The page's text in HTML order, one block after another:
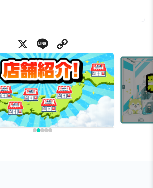
X Line